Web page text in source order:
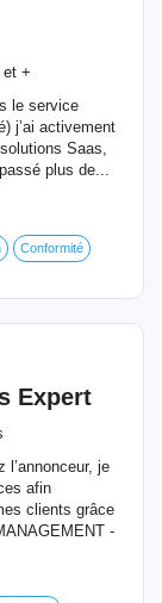
et +
le service
j’ai activement
Saas,
plus de...
Conformité
Expert
l’annonceur, je
afin
clients grâce
-